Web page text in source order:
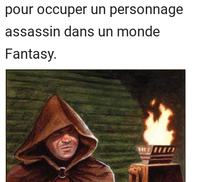
pour occuper un personnage
assassin dans un monde
Fantasy.